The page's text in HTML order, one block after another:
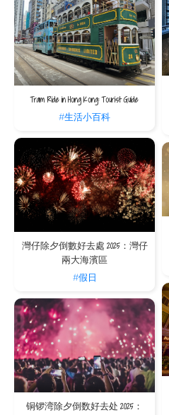
Tram Ride in Hong Kong: Tourist Guide
#生活小百科
灣仔除夕倒數好去處 2025：灣仔
兩大海濱區
#假日
铜锣湾除夕倒数好去处 2025：